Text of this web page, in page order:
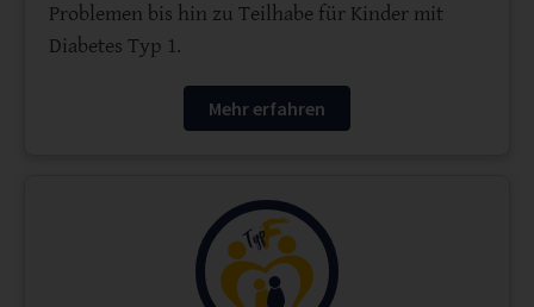
Problemen bis hin zu Teilhabe für Kinder mit
Diabetes Typ 1.
Mehr erfahren